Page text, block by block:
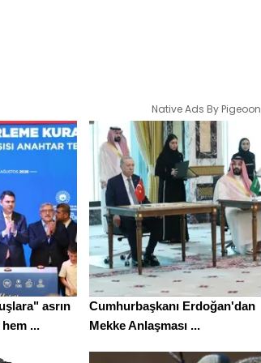
Native Ads By Pigeoon
asrın
...
Cumhurbaşkanı Erdoğan'dan
Mekke Anlaşması ...